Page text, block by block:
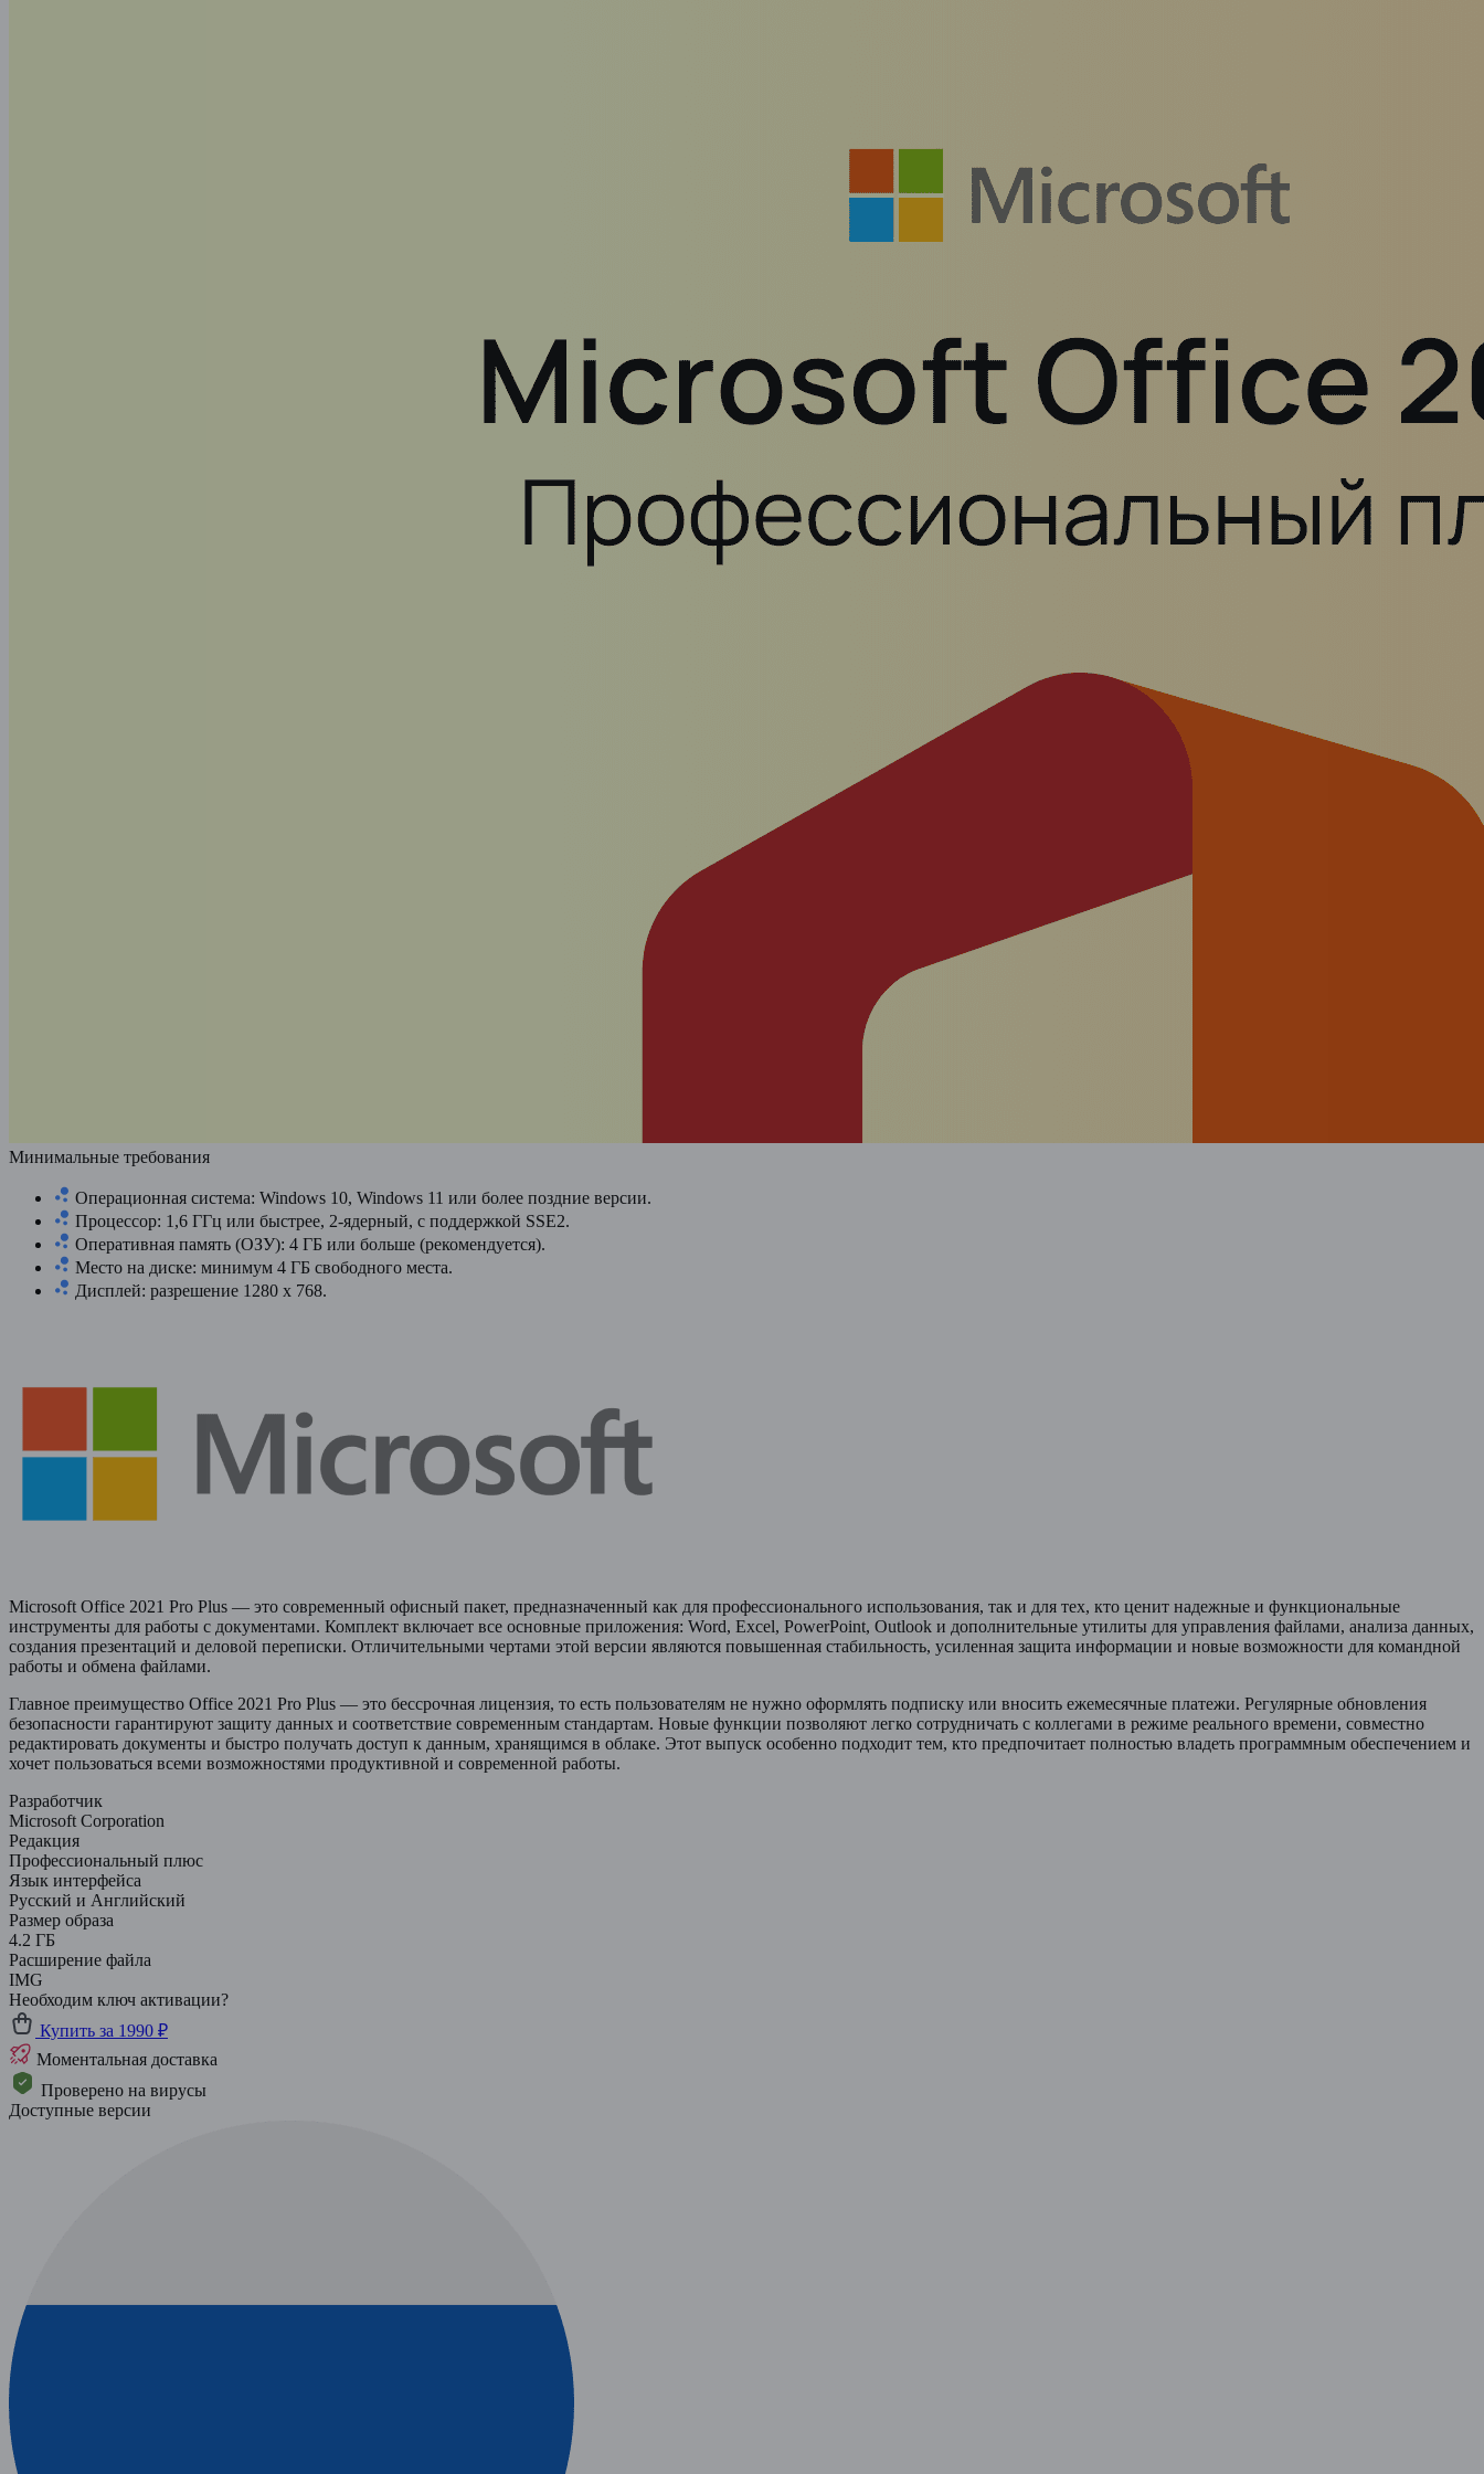
Минимальные требования
Операционная система: Windows 10, Windows 11 или более поздние версии.
Процессор: 1,6 ГГц или быстрее, 2-ядерный, с поддержкой SSE2.
Оперативная память (ОЗУ): 4 ГБ или больше (рекомендуется).
Место на диске: минимум 4 ГБ свободного места.
Дисплей: разрешение 1280 x 768.
Microsoft Office 2021 Pro Plus — это современный офисный пакет, предназначенный как для профессионального использования, так и для тех, кто ценит надежные и функциональные
инструменты для работы с документами. Комплект включает все основные приложения: Word, Excel, PowerPoint, Outlook и дополнительные утилиты для управления файлами, анализа данных,
создания презентаций и деловой переписки. Отличительными чертами этой версии являются повышенная стабильность, усиленная защита информации и новые возможности для командной
работы и обмена файлами.
Главное преимущество Office 2021 Pro Plus — это бессрочная лицензия, то есть пользователям не нужно оформлять подписку или вносить ежемесячные платежи. Регулярные обновления
безопасности гарантируют защиту данных и соответствие современным стандартам. Новые функции позволяют легко сотрудничать с коллегами в режиме реального времени, совместно
редактировать документы и быстро получать доступ к данным, хранящимся в облаке. Этот выпуск особенно подходит тем, кто предпочитает полностью владеть программным обеспечением и
хочет пользоваться всеми возможностями продуктивной и современной работы.
Разработчик
Microsoft Corporation
Редакция
Профессиональный плюс
Язык интерфейса
Русский и Английский
Размер образа
4.2 ГБ
Расширение файла
IMG
Необходим ключ активации?
Купить за 1990 ₽
Моментальная доставка
Проверено на вирусы
Доступные версии